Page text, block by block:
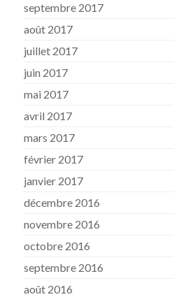
septembre 2017
août 2017
juillet 2017
juin 2017
mai 2017
avril 2017
mars 2017
février 2017
janvier 2017
décembre 2016
novembre 2016
octobre 2016
septembre 2016
août 2016